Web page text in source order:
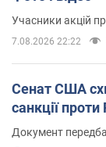
Учасники акцій
7.08.2026 22:22
Сенат США
санкції проти
Документ